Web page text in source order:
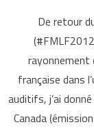
De retour
rayonnement
française dans
auditifs, j’ai
Canada